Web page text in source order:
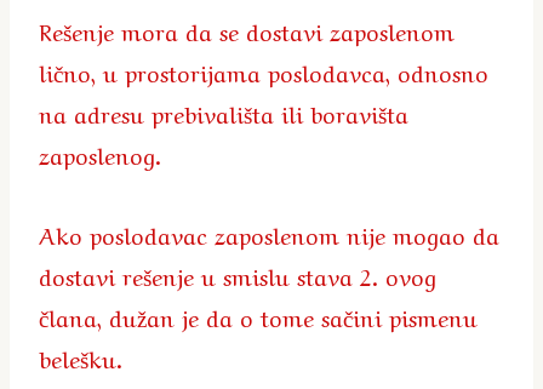
Rešenje mora da se dostavi zaposlenom
lično, u prostorijama poslodavca, odnosno
na adresu prebivališta ili boravišta
zaposlenog.
Ako poslodavac zaposlenom nije mogao da
dostavi rešenje u smislu stava 2. ovog
člana, dužan je da o tome sačini pismenu
belešku.